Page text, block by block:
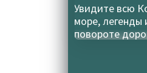
Увидите всю
море, легенды
повороте